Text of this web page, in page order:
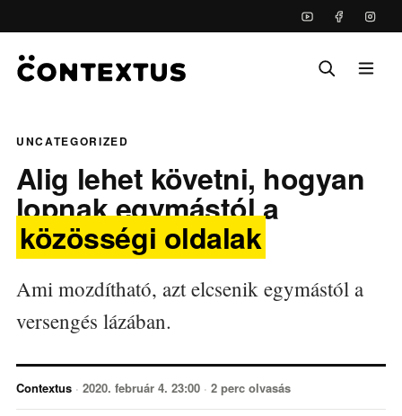
UNCATEGORIZED
Alig lehet követni, hogyan
lopnak egymástól a
közösségi oldalak
Ami mozdítható, azt elcsenik egymástól a
versengés lázában.
Contextus · 2020. február 4. 23:00 · 2 perc olvasás